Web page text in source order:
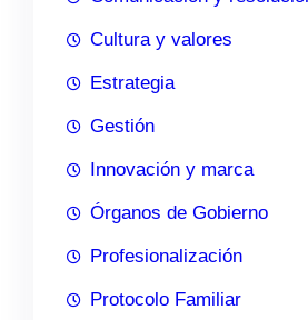
Cultura y valores
Estrategia
Gestión
Innovación y marca
Órganos de Gobierno
Profesionalización
Protocolo Familiar